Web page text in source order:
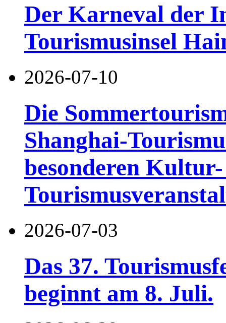
Der Karneval der
Tourismusinsel
2026-07-10
Die
Shanghai-
besonderen
2026-07-03
Das 37.
beginnt am 8. Juli.